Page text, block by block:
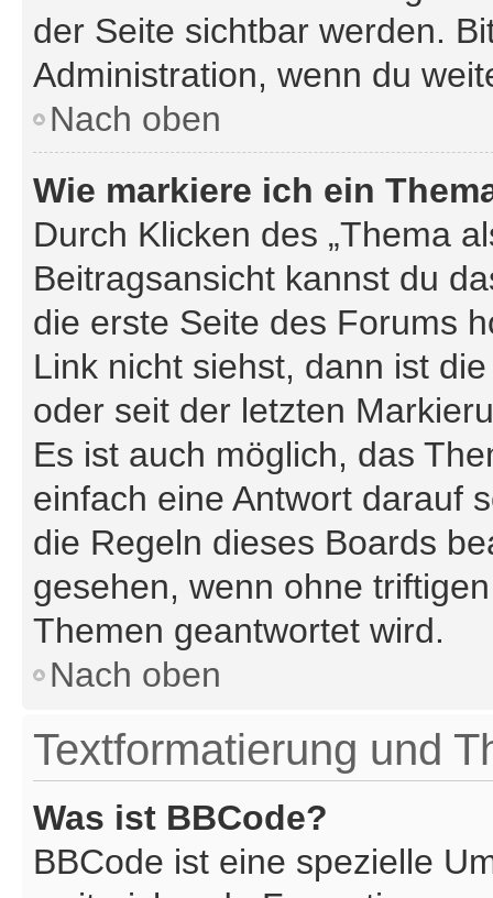
der Seite sichtbar werden.
Administration, wenn du
Nach oben
Wie markiere ich ein
Durch Klicken des „Thema
Beitragsansicht kannst du
die erste Seite des Forums
Link nicht siehst, dann ist
oder seit der letzten
Es ist auch möglich, das
einfach eine Antwort darauf
die Regeln dieses Boards
gesehen, wenn ohne
Themen geantwortet wird.
Nach oben
Textformatierung und
Was ist BBCode?
BBCode ist eine spezielle